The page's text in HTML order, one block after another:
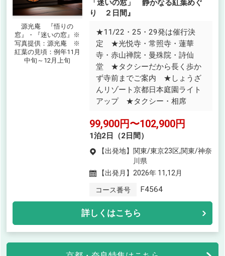
源光庵 『悟りの
窓』・『迷いの窓』※
写真提供：源光庵 ※
紅葉の見頃：例年11月
中旬～12月上旬
「迷いの窓」 静かなる紅葉めぐ
り ２日間』
★11/22・25・29発は催行決
定 ★光悦寺・常照寺・蓮華
寺・赤山禅院・曼殊院・詩仙
堂 ★タクシーだから長く歩か
ず寺前までご案内 ★しょうざ
んリゾート京都日本庭園ライト
アップ ★タクシー・相席
99,900円〜102,900円
1泊2日（2日間）
【出発地】 関東/東京23区,関東/神奈
川県
【出発月】 2026年 11,12月
コース番号 F4564
詳しくはこちら